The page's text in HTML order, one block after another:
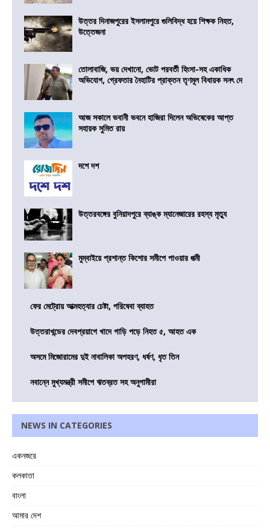
উত্তর দিনাজপুরের ইসলামপুরে গুলিবিদ্ধ হয়ে শিক্ষক নিহত,
উত্তেজনা
তোলাবাজি, ভয় দেখানো, ভোট পরবর্তী হিংসা-সহ একাধিক
অভিযোগ, গ্রেফতার নৈহাটির প্রাক্তন তৃণমূল বিধায়ক সনৎ দে
আজ সকালে ভবানী ভবনে হাজিরা দিলেন অভিষেকের আপ্ত
সহায়ক সুমিত রায়
দশে দশ
উত্তরবঙ্গের বুনিয়াদপুরে ব্যাঙ্ক ম্যানেজারের রহস্য মৃত্যু
মুম্বাইয়ে প্রশান্ত কিশোর সমীপে পাওয়ার পত্মী
ফের মেট্রোয় আত্মহত্যার চেষ্টা, পরিষেবা ব্যাহত
উত্তরাখন্ডের দেবপ্রয়াগে খাদে গাড়ি পড়ে নিহত ৫, আহত এক
অসমে মিজোরামের দুই নাবালিকা অপহরণ, ধর্ষণ, ধৃত তিন
নবান্নে মুখ্যমন্ত্রী সমীপে ঋতব্রত সহ অনুগামীরা
NEWS IN CATEGORIES
একনজরে
কলকাতা
বাংলা
আমার দেশ